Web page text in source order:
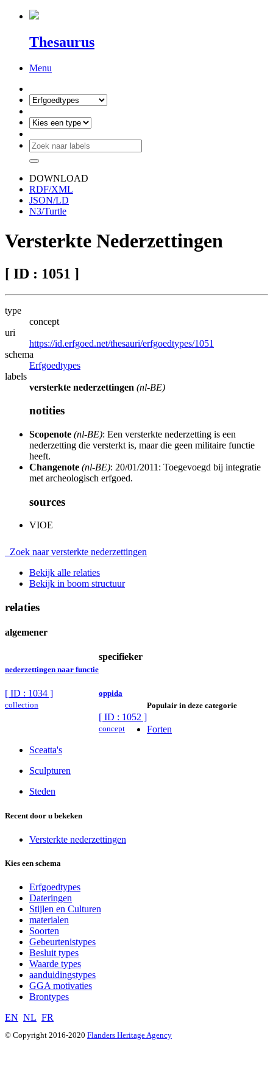
Thesaurus
Menu
DOWNLOAD
RDF/XML
JSON/LD
N3/Turtle
Versterkte Nederzettingen
[ ID : 1051 ]
type
concept
uri
https://id.erfgoed.net/thesauri/erfgoedtypes/1051
schema
Erfgoedtypes
labels
versterkte nederzettingen (nl-BE)
notities
Scopenote (nl-BE): Een versterkte nederzetting is een
nederzetting die versterkt is, maar die geen militaire functie
heeft.
Changenote (nl-BE): 20/01/2011: Toegevoegd bij integratie
met archeologisch erfgoed.
sources
VIOE
Zoek naar versterkte nederzettingen
Bekijk alle relaties
Bekijk in boom structuur
relaties
algemener
nederzettingen naar functie
[ ID : 1034 ]
collection
specifieker
oppida
[ ID : 1052 ]
concept
Populair in deze categorie
Forten
Sceatta's
Sculpturen
Steden
Recent door u bekeken
Versterkte nederzettingen
Kies een schema
Erfgoedtypes
Dateringen
Stijlen en Culturen
materialen
Soorten
Gebeurtenistypes
Besluit types
Waarde types
aanduidingstypes
GGA motivaties
Brontypes
EN NL FR
© Copyright 2016-2020 Flanders Heritage Agency